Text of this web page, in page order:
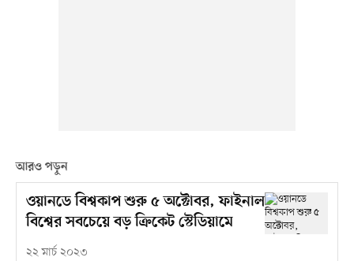
আরও পড়ুন
ওয়ানডে বিশ্বকাপ শুরু ৫ অক্টোবর, ফাইনাল
বিশ্বের সবচেয়ে বড় ক্রিকেট স্টেডিয়ামে
২২ মার্চ ২০২৩